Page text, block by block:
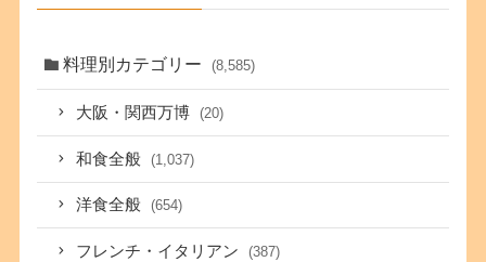
料理別カテゴリー (8,585)
大阪・関西万博 (20)
和食全般 (1,037)
洋食全般 (654)
フレンチ・イタリアン (387)